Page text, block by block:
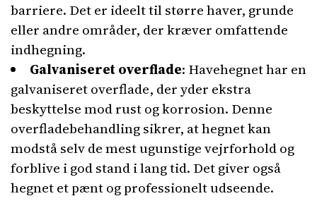
barriere. Det er ideelt til større haver, grunde
eller andre områder, der kræver omfattende
indhegning.
Galvaniseret overflade: Havehegnet har en
galvaniseret overflade, der yder ekstra
beskyttelse mod rust og korrosion. Denne
overfladebehandling sikrer, at hegnet kan
modstå selv de mest ugunstige vejrforhold og
forblive i god stand i lang tid. Det giver også
hegnet et pænt og professionelt udseende.